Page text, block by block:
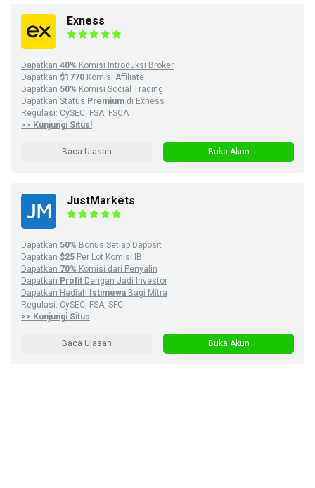
Exness
Dapatkan 40% Komisi Introduksi Broker
Dapatkan $1770 Komisi Affiliate
Dapatkan 50% Komisi Social Trading
Dapatkan Status Premium di Exness
Regulasi: CySEC, FSA, FSCA
>> Kunjungi Situs!
Baca Ulasan Buka Akun
JustMarkets
Dapatkan 50% Bonus Setiap Deposit
Dapatkan $25 Per Lot Komisi IB
Dapatkan 70% Komisi dari Penyalin
Dapatkan Profit Dengan Jadi Investor
Dapatkan Hadiah
Istimewa Bagi Mitra
Regulasi: CySEC, FSA, SFC
>> Kunjungi Situs
Baca Ulasan Buka Akun